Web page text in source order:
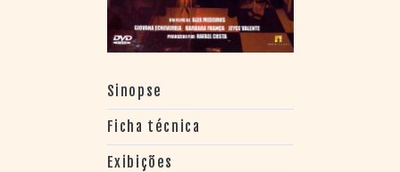
Sinopse
Ficha técnica
Exibições